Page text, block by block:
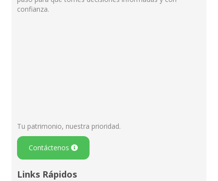
confianza.
Tu patrimonio, nuestra prioridad.
Contáctenos
Links Rápidos